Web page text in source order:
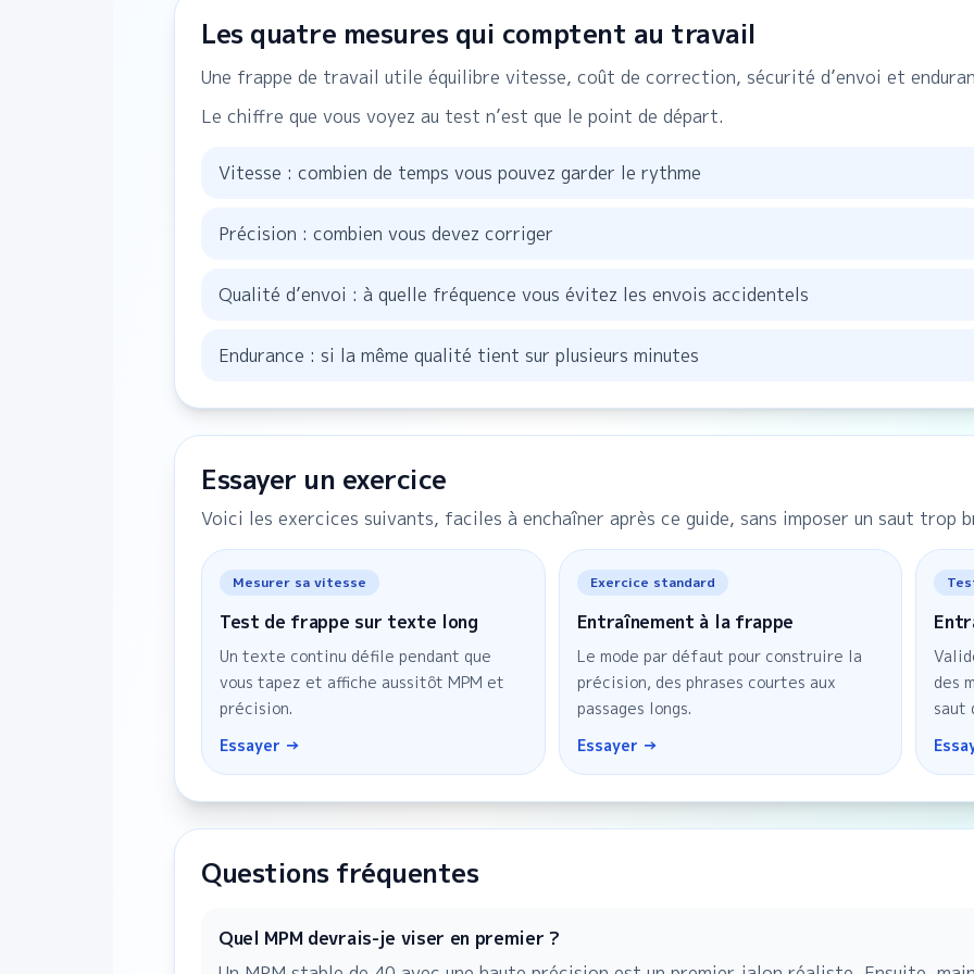
Les quatre mesures qui comptent au travail
Une frappe de travail utile équilibre vitesse, coût de correction, sécurité d’envoi et
Le chiffre que vous voyez au test n’est que le point de départ.
Vitesse : combien de temps vous pouvez garder le rythme
Précision : combien vous devez corriger
Qualité d’envoi : à quelle fréquence vous évitez les envois accidentels
Endurance : si la même qualité tient sur plusieurs minutes
Essayer un exercice
Voici les exercices suivants, faciles à enchaîner après ce guide, sans imposer un saut trop
Mesurer sa vitesse
Test de frappe sur texte long
Un texte continu défile pendant que
vous tapez et affiche aussitôt MPM et
précision.
Essayer →
Exercice standard
Entraînement à la frappe
Le mode par défaut pour construire la
précision, des phrases courtes aux
passages longs.
Essayer →
des
saut
Questions fréquentes
Quel MPM devrais-je viser en premier ?